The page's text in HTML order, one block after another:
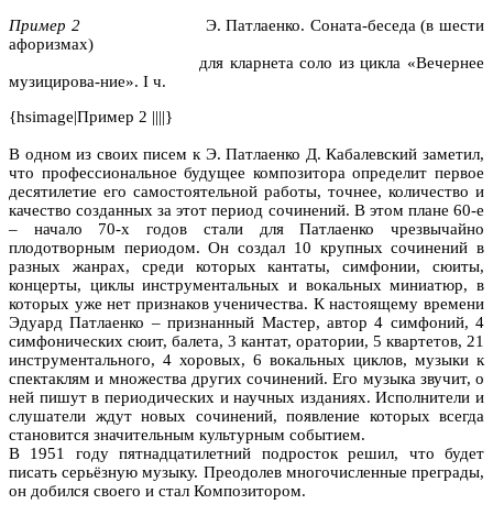
Пример 2
Э. Патлаенко. Соната-беседа (в шести
афоризмах)
для кларнета соло из цикла «Вечернее
музицирова-ние». I ч.
{hsimage|Пример 2 ||||}
В одном из своих писем к Э. Патлаенко Д. Кабалевский заметил,
что профессиональное будущее композитора определит первое
десятилетие его самостоятельной работы, точнее, количество и
качество созданных за этот период сочинений. В этом плане 60-е
– начало 70-х годов стали для Патлаенко чрезвычайно
плодотворным периодом. Он создал 10 крупных сочинений в
разных жанрах, среди которых кантаты, симфонии, сюиты,
концерты, циклы инструментальных и вокальных миниатюр, в
которых уже нет признаков ученичества. К настоящему времени
Эдуард Патлаенко – признанный Мастер, автор 4 симфоний, 4
симфонических сюит, балета, 3 кантат, оратории, 5 квартетов, 21
инструментального, 4 хоровых, 6 вокальных циклов, музыки к
спектаклям и множества других сочинений. Его музыка звучит, о
ней пишут в периодических и научных изданиях. Исполнители и
слушатели ждут новых сочинений, появление которых всегда
становится значительным культурным событием.
В 1951 году пятнадцатилетний подросток решил, что будет
писать серьёзную музыку. Преодолев многочисленные преграды,
он добился своего и стал Композитором.